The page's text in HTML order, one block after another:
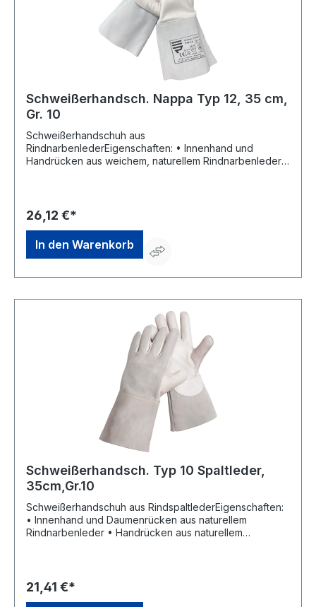
Schweißerhandsch. Nappa Typ 12, 35 cm,
Gr. 10
Schweißerhandschuh aus
RindnarbenlederEigenschaften: • Innenhand und
Handrücken aus weichem, naturellem Rindnarbenleder
350 mm Farbe: hellgrau Größe: 10Hersteller: Penkert
GmbH, Xantener Str.12, 45479 Mülheim, DE,
+49208419690, mail@penkert.com
26,12 €*
In den Warenkorb
Schweißerhandsch. Typ 10 Spaltleder,
35cm,Gr.10
Schweißerhandschuh aus RindspaltlederEigenschaften:
• Innenhand und Daumenrücken aus naturellem
Rindnarbenleder • Handrücken aus naturellem
genäht Material: Innenhand Rindnarbenleder,
Handrücken Rindspaltleder Zulassung/Norm: EN 388, EN
21,41 €*